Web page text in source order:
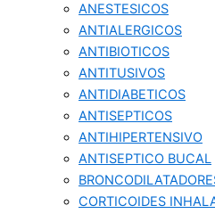
ANESTESICOS
ANTIALERGICOS
ANTIBIOTICOS
ANTITUSIVOS
ANTIDIABETICOS
ANTISEPTICOS
ANTIHIPERTENSIVO
ANTISEPTICO BUCAL
CORTICOIDES